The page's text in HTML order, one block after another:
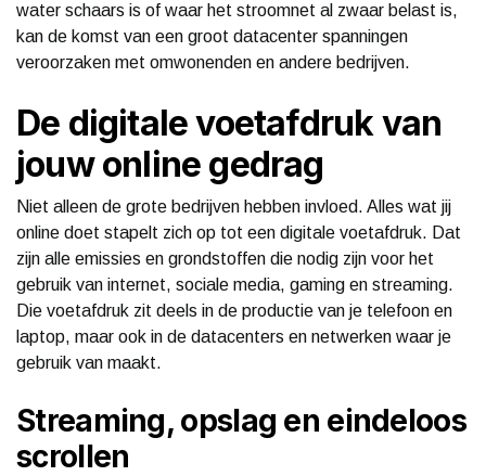
water schaars is of waar het stroomnet al zwaar belast is,
kan de komst van een groot datacenter spanningen
veroorzaken met omwonenden en andere bedrijven.
De digitale voetafdruk van
jouw online gedrag
Niet alleen de grote bedrijven hebben invloed. Alles wat jij
online doet stapelt zich op tot een digitale voetafdruk. Dat
zijn alle emissies en grondstoffen die nodig zijn voor het
gebruik van internet, sociale media, gaming en streaming.
Die voetafdruk zit deels in de productie van je telefoon en
laptop, maar ook in de datacenters en netwerken waar je
gebruik van maakt.
Streaming, opslag en eindeloos
scrollen